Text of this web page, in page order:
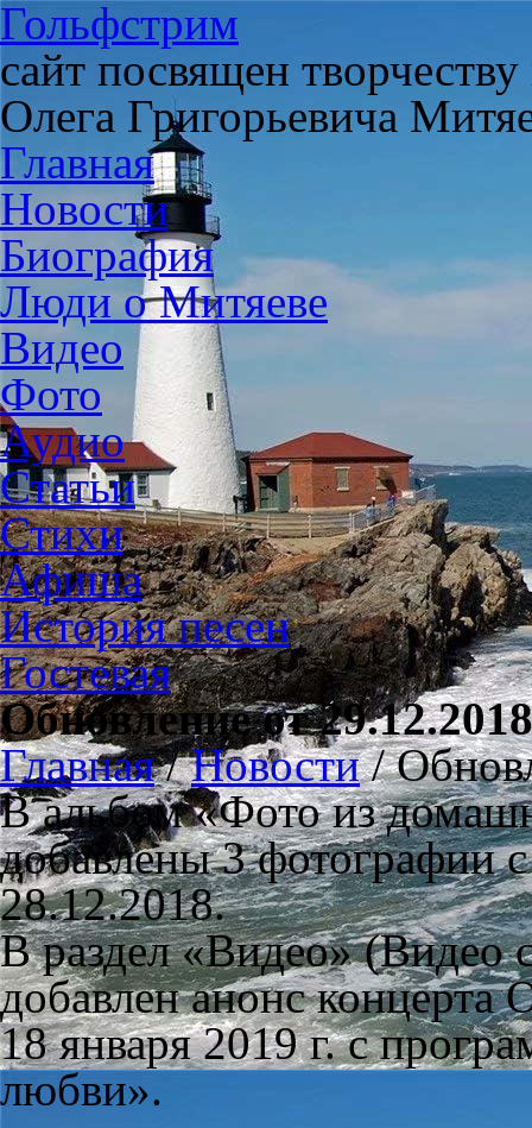
Гольфстрим
сайт посвящен
Олега Григорьевича
Главная
Новости
Биография
Люди о Митяеве
Видео
Фото
Аудио
Статьи
Стихи
Афиша
История песен
Гостевая
Обновление от 29.12.2018
Главная/Новости/
В альбом «Фото из
добавлены 3 фотографии
28.12.2018.
В раздел «Видео» (Видео
добавлен анонс концерта
18 января 2019 г. с
любви».